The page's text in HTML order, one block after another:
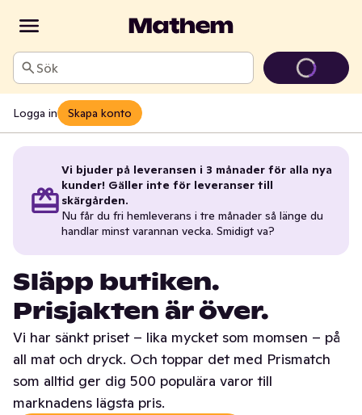
Sök
Logga in Skapa konto
Vi bjuder på leveransen i 3 månader för alla nya
kunder! Gäller inte för leveranser till
skärgården.
Nu får du fri hemleverans i tre månader så länge du
handlar minst varannan vecka. Smidigt va?
Släpp butiken.
Prisjakten är över.
Vi har sänkt priset – lika mycket som momsen – på
all mat och dryck. Och toppar det med Prismatch
som alltid ger dig 500 populära varor till
marknadens lägsta pris.